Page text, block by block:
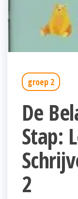
groep 2
De
Stap:
2